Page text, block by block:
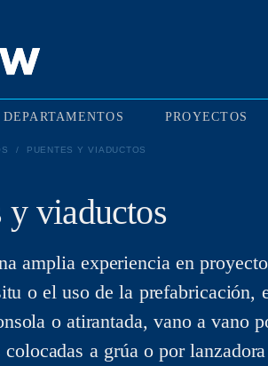
DEPARTAMENTOS PROYECTOS
/ PUENTES Y VIADUCTOS
y viaductos
amplia experiencia en
o el uso de la prefabricación,
o atirantada, vano a
colocadas a grúa o por